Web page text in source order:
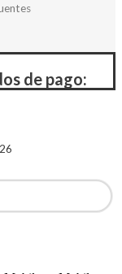
de pago: